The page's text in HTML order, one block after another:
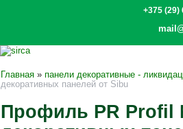
+375 (29)
Главная » панели декоративные -
декоративных панелей от Sibu
Профиль PR Profil